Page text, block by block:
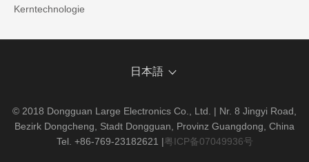
Kerntechnologie
日本語
© 2018 Dongguan Large Electronics Co., Ltd. | Nr. 8 Jingyi Road,
Bezirk Dongcheng, Stadt Dongguan, Provinz Guangdong, China
Tel. +86-769-23182621 |粤ICP备07049936号